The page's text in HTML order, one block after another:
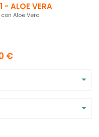
- ALOE VERA
Aloe Vera
€